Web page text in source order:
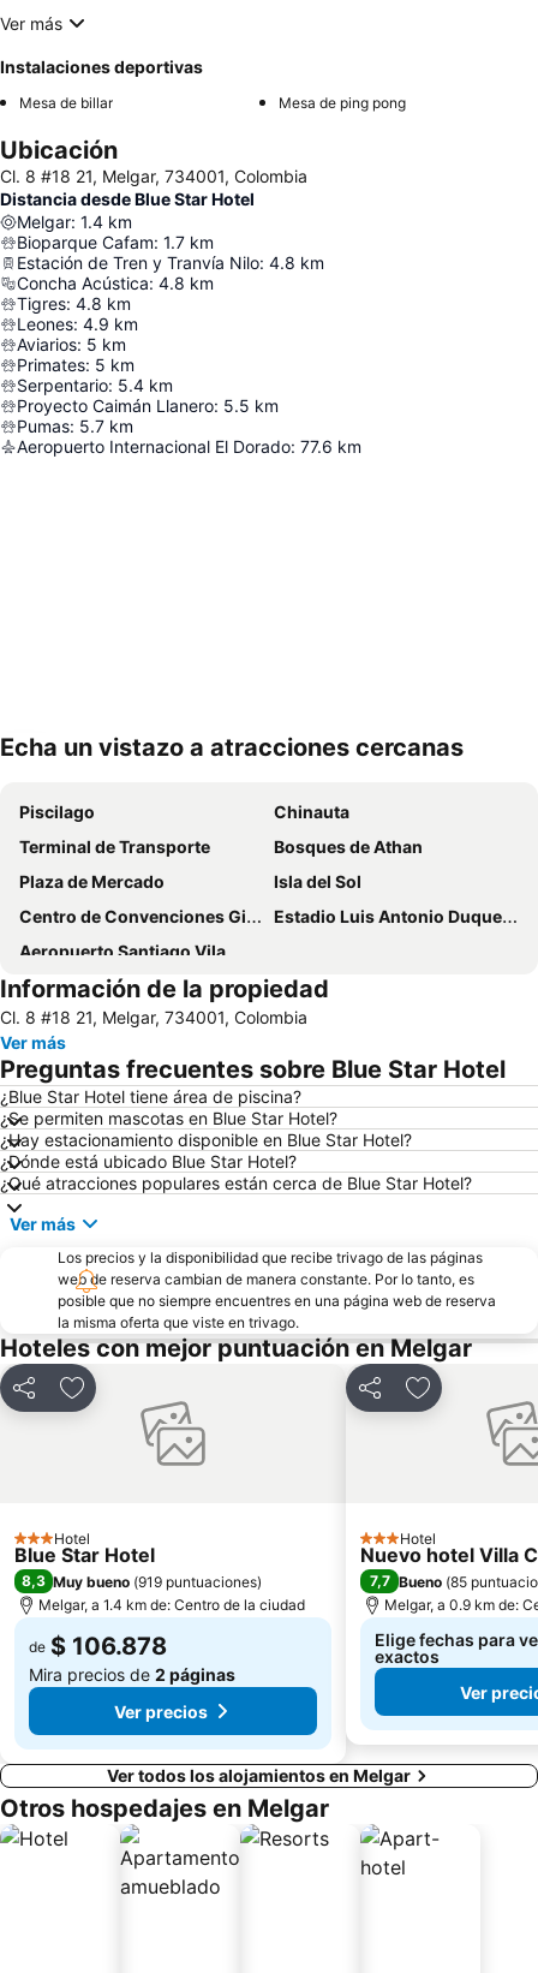
Ver más
Instalaciones deportivas
Mesa de billar Mesa de ping pong
Ubicación
Cl. 8 #18 21, Melgar, 734001, Colombia
Distancia desde Blue Star Hotel
Melgar: 1.4 km
Bioparque Cafam: 1.7 km
Estación de Tren y Tranvía Nilo: 4.8 km
Concha Acústica: 4.8 km
Tigres: 4.8 km
Leones: 4.9 km
Aviarios: 5 km
Primates: 5 km
Serpentario: 5.4 km
Proyecto Caimán Llanero: 5.5 km
Pumas: 5.7 km
Aeropuerto Internacional El Dorado: 77.6 km
Echa un vistazo a atracciones cercanas
Piscilago
Chinauta
Terminal de Transporte
Bosques de Athan
Plaza de Mercado
Isla del Sol
Centro de Convenciones Girardot
Estadio Luis Antonio Duque Peña
Aeropuerto Santiago Vila
Información de la propiedad
Cl. 8 #18 21, Melgar, 734001, Colombia
Ver más
Preguntas frecuentes sobre Blue Star Hotel
¿Blue Star Hotel tiene área de piscina?
¿Se permiten mascotas en Blue Star Hotel?
¿Hay estacionamiento disponible en Blue Star Hotel?
¿Dónde está ubicado Blue Star Hotel?
¿Qué atracciones populares están cerca de Blue Star Hotel?
Ver más
Los precios y la disponibilidad que recibe trivago de las páginas
web de reserva cambian de manera constante. Por lo tanto, es
posible que no siempre encuentres en una página web de reserva
la misma oferta que viste en trivago.
Hoteles con mejor puntuación en Melgar
CompartirAgregar a favoritos
3 Estrellas
Hotel
Blue Star Hotel
8,3 Muy bueno (919 puntuaciones)
Melgar, a 1.4 km de: Centro de la ciudad
de $ 106.878
Mira precios de 2 páginas
Ver precios
CompartirAgregar a
3 Estrellas
Hotel
Nuevo hotel Villa
7,7 Bueno (85
Melgar, a 0.9 km de:
Elige fechas para
exactos
Ver
Ver todos los alojamientos en Melgar
Otros hospedajes en Melgar